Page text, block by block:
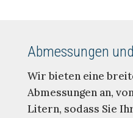
Abmessungen
Wir bieten eine
Abmessungen an,
Litern, sodass Sie